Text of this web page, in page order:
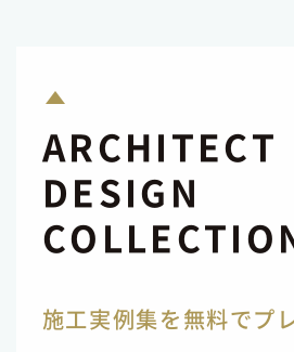
ARCHITECT
DESIGN
施工実例集を無料でプ